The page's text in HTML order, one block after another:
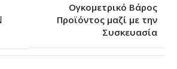
Ογκομετρικό Βάρος
Προϊόντος μαζί με την
Συσκευασία